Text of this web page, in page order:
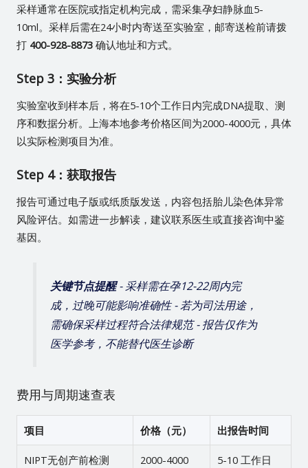
采样通常在医院或指定机构完成，需采集孕妇静脉血5-
10ml。采样后需在24小时内寄送至实验室，邮寄送检前请拨
打 400-928-8873确认地址和方式。
Step 3：实验分析
实验室收到样本后，将在5-10个工作日内完成DNA提取、测
序和数据分析。上海本地参考价格区间为2000-4000元，具体
以实际检测项目为准。
Step 4：获取报告
报告可通过电子版或纸质版发送，内容包括胎儿染色体异常
风险评估。如需进一步解读，建议联系医生或直接咨询中鉴
基因。
关键节点提醒- 采样需在孕12-22周内完
成，过晚可能影响准确性 - 若为司法用途，
需确保采样过程符合法律规范 - 报告仅作为
医学参考，不能替代医生诊断
费用与周期速查表
项目 价格（元） 出报告时间
NIPT无创产前检测 2000-4000 5-10 工作日